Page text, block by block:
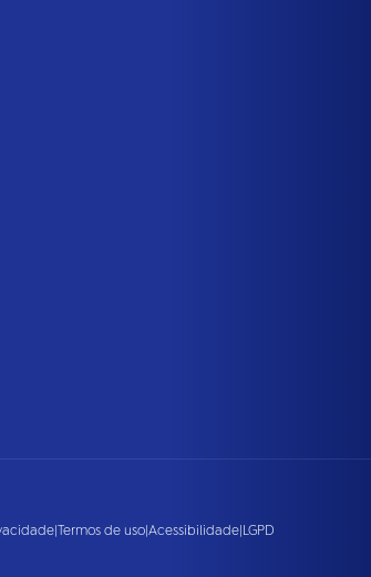
|Termos de uso|Acessibilidade|LGPD